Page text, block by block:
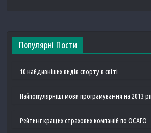
Популярні Пости
10 найдивніших видів спорту в світі
Найпопулярніші мови програмування на 2013
Рейтинг кращих страхових компаній по ОСАГО